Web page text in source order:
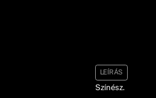
LEÍRÁS
Színész.